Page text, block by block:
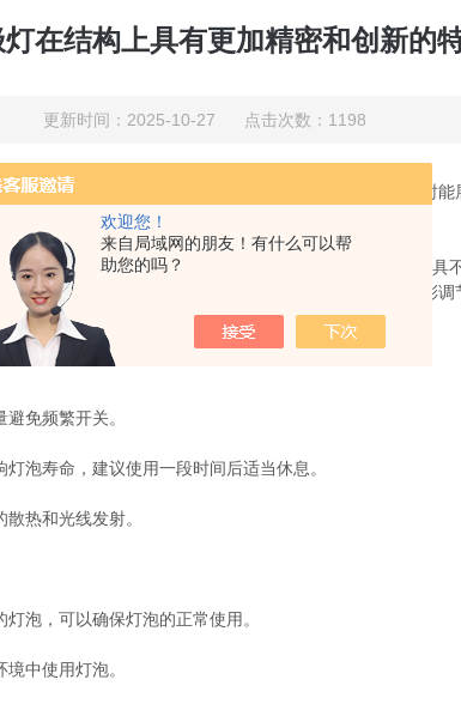
欢迎您！
来自局域网的朋友！有什么可以帮
助您的吗？
在结构上具有更加精密和创新的
更新时间：2025-10-27 点击次数：1198
的天空。这种灯具采用了空心阴极技术，使其在发光时
们的注意，营造出舒适、温馨的氛围。
设计简约时尚，结构稳固，易于安装和使用。这种灯具
使得光线更加柔和和均匀。同时，其使用了特殊的色彩
免频繁开关。
寿命，建议使用一段时间后适当休息。
热和光线发射。
泡，可以确保灯泡的正常使用。
中使用灯泡。